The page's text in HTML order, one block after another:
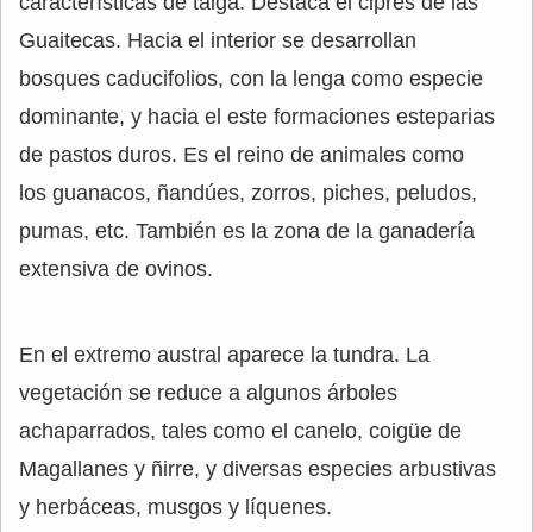
Guaitecas. Hacia el interior se desarrollan
bosques caducifolios, con la lenga como especie
dominante, y hacia el este formaciones esteparias
de pastos duros. Es el reino de animales como
los guanacos, ñandúes, zorros, piches, peludos,
pumas, etc. También es la zona de la ganadería
extensiva de ovinos.
En el extremo austral aparece la tundra. La
vegetación se reduce a algunos árboles
achaparrados, tales como el canelo, coigüe de
Magallanes y ñirre, y diversas especies arbustivas
y herbáceas, musgos y líquenes.